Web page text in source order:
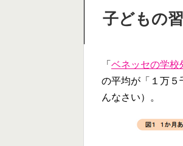
子どもの
「 ベネッセの学校
の平均が「１万５
んなさい）。